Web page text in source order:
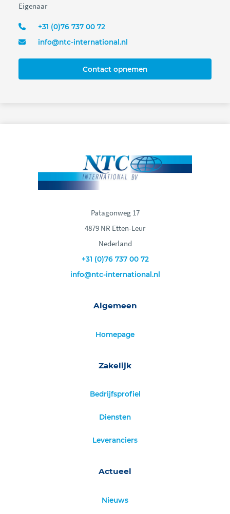
Eigenaar
+31 (0)76 737 00 72
info@ntc-international.nl
Contact opnemen
Patagonweg 17
4879 NR Etten-Leur
Nederland
+31 (0)76 737 00 72
info@ntc-international.nl
Algemeen
Homepage
Zakelijk
Bedrijfsprofiel
Diensten
Leveranciers
Actueel
Nieuws